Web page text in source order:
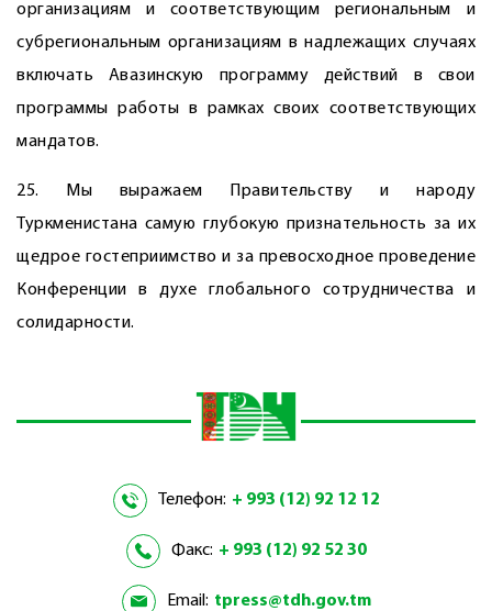
организациям и соответствующим региональным и
субрегиональным организациям в надлежащих случаях
включать Авазинскую программу действий в свои
программы работы в рамках своих соответствующих
мандатов.
25. Мы выражаем Правительству и народу
Туркменистана самую глубокую признательность за их
щедрое гостеприимство и за превосходное проведение
Конференции в духе глобального сотрудничества и
солидарности.
Телефон: + 993 (12) 92 12 12
Факс: + 993 (12) 92 52 30
Email: tpress@tdh.gov.tm